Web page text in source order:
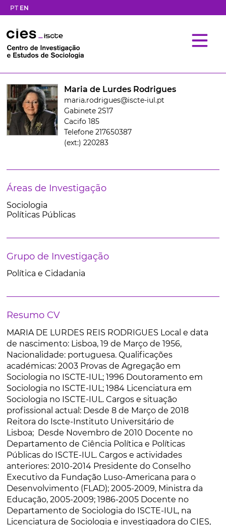
PT EN
Maria de Lurdes Rodrigues
maria.rodrigues@iscte-iul.pt
Gabinete 2S17
Cacifo 185
Telefone 217650387
(ext:) 220283
Áreas de Investigação
Sociologia
Políticas Públicas
Grupo de Investigação
Política e Cidadania
Resumo CV
MARIA DE LURDES REIS RODRIGUES Local e data
de nascimento: Lisboa, 19 de Março de 1956,
Nacionalidade: portuguesa. Qualificações
académicas: 2003 Provas de Agregação em
Sociologia no ISCTE-IUL; 1996 Doutoramento em
Sociologia no ISCTE-IUL; 1984 Licenciatura em
Sociologia no ISCTE-IUL. Cargos e situação
profissional actual: Desde 8 de Março de 2018
Reitora do Iscte-Instituto Universitário de
Lisboa; Desde Novembro de 2010 Docente no
Departamento de Ciência Política e Políticas
Públicas do ISCTE-IUL. Cargos e actividades
anteriores: 2010-2014 Presidente do Conselho
Executivo da Fundação Luso-Americana para o
Desenvolvimento (FLAD); 2005-2009, Ministra da
Educação, 2005-2009; 1986-2005 Docente no
Departamento de Sociologia do ISCTE-IUL, na
Licenciatura de Sociologia e investigadora do CIES,